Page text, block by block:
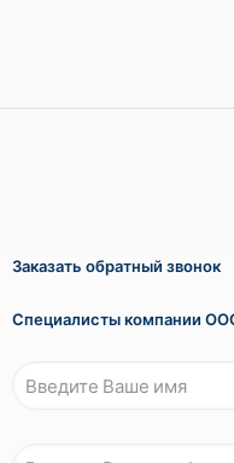
Заказать обратный звонок
Специалисты компании